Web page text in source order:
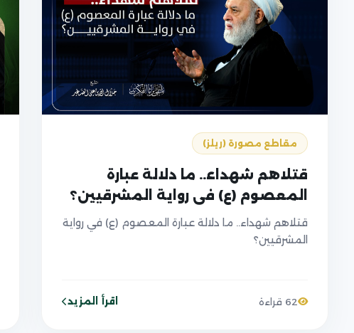
مقاطع مصورة (ريلز)
قتلاهم شهداء.. ما دلالة عبارة
المعصوم (ع) في رواية المشرقيين؟
قتلاهم شهداء.. ما دلالة عبارة المعصوم (ع) في رواية
المشرقيين؟
62 قراءة اقرأ المزيد